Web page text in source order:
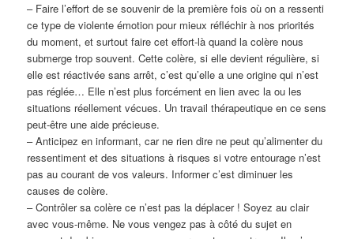
– Faire l’effort de se souvenir de la première fois où on a ressenti
ce type de violente émotion pour mieux réfléchir à nos priorités
du moment, et surtout faire cet effort-là quand la colère nous
submerge trop souvent. Cette colère, si elle devient régulière, si
elle est réactivée sans arrêt, c’est qu’elle a une origine qui n’est
pas réglée… Elle n’est plus forcément en lien avec la ou les
situations réellement vécues. Un travail thérapeutique en ce sens
peut-être une aide précieuse.
– Anticipez en informant, car ne rien dire ne peut qu’alimenter du
ressentiment et des situations à risques si votre entourage n’est
pas au courant de vos valeurs. Informer c’est diminuer les
causes de colère.
– Contrôler sa colère ce n’est pas la déplacer ! Soyez au clair
avec vous-même. Ne vous vengez pas à côté du sujet en